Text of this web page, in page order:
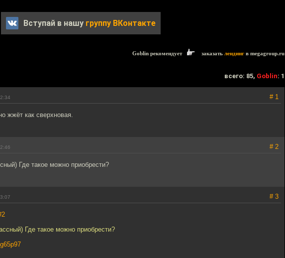
Вступай в нашу группу ВКонтакте
Goblin рекомендует заказать лендинг в megagroup.ru
всего: 85, Goblin: 1
# 1
жжёт как сверхновая.
# 2
Где такое можно приобрести?
# 3
Где такое можно приобрести?